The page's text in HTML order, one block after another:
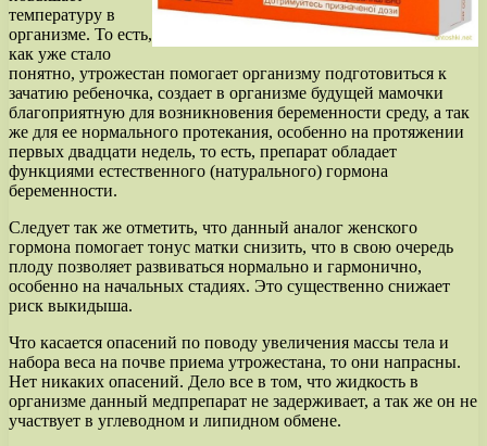
температуру в
организме. То есть,
как уже стало
понятно, утрожестан помогает организму подготовиться к
зачатию ребеночка, создает в организме будущей мамочки
благоприятную для возникновения беременности среду, а так
же для ее нормального протекания, особенно на протяжении
первых двадцати недель, то есть, препарат обладает
функциями естественного (натурального) гормона
беременности.
Следует так же отметить, что данный аналог женского
гормона помогает тонус матки снизить, что в свою очередь
плоду позволяет развиваться нормально и гармонично,
особенно на начальных стадиях. Это существенно снижает
риск выкидыша.
Что касается опасений по поводу увеличения массы тела и
набора веса на почве приема утрожестана, то они напрасны.
Нет никаких опасений. Дело все в том, что жидкость в
организме данный медпрепарат не задерживает, а так же он не
участвует в углеводном и липидном обмене.